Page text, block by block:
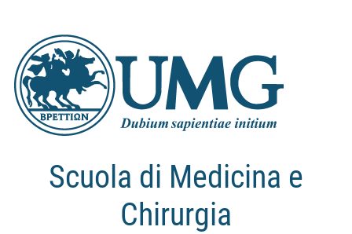
Scuola di Medicina e
Chirurgia